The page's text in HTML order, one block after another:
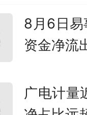
8月6日易
资金净流
广电计量